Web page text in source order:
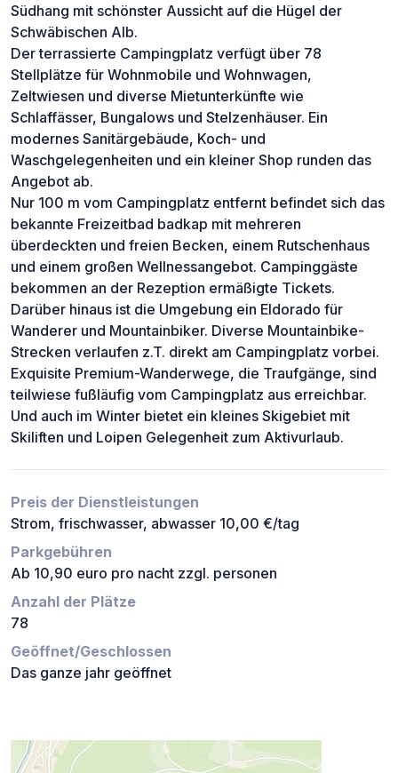
Südhang mit schönster Aussicht auf die Hügel der
Schwäbischen Alb.
Der terrassierte Campingplatz verfügt über 78
Stellplätze für Wohnmobile und Wohnwagen,
Zeltwiesen und diverse Mietunterkünfte wie
Schlaffässer, Bungalows und Stelzenhäuser. Ein
modernes Sanitärgebäude, Koch- und
Waschgelegenheiten und ein kleiner Shop runden das
Angebot ab.
Nur 100 m vom Campingplatz entfernt befindet sich das
bekannte Freizeitbad badkap mit mehreren
überdeckten und freien Becken, einem Rutschenhaus
und einem großen Wellnessangebot. Campinggäste
bekommen an der Rezeption ermäßigte Tickets.
Darüber hinaus ist die Umgebung ein Eldorado für
Wanderer und Mountainbiker. Diverse Mountainbike-
Strecken verlaufen z.T. direkt am Campingplatz vorbei.
Exquisite Premium-Wanderwege, die Traufgänge, sind
teilwiese fußläufig vom Campingplatz aus erreichbar.
Und auch im Winter bietet ein kleines Skigebiet mit
Skiliften und Loipen Gelegenheit zum Aktivurlaub.
Preis der Dienstleistungen
Strom, frischwasser, abwasser 10,00 €/tag
Parkgebühren
Ab 10,90 euro pro nacht zzgl. personen
Anzahl der Plätze
78
Geöffnet/Geschlossen
Das ganze jahr geöffnet